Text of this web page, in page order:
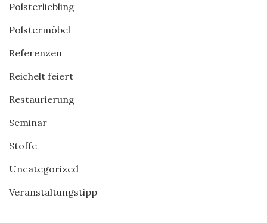
Polsterliebling
Polstermöbel
Referenzen
Reichelt feiert
Restaurierung
Seminar
Stoffe
Uncategorized
Veranstaltungstipp